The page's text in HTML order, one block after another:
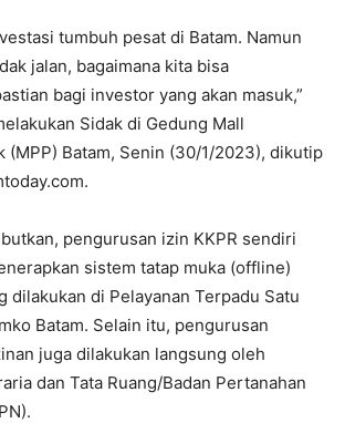
tumbuh pesat di Batam. Namun
jalan, bagaimana kita bisa
bagi investor yang akan masuk,”
Sidak di Gedung Mall
(MPP) Batam, Senin (30/1/2023), dikutip
pengurusan izin KKPR sendiri
sistem tatap muka (offline)
dilakukan di Pelayanan Terpadu Satu
Batam. Selain itu, pengurusan
juga dilakukan langsung oleh
dan Tata Ruang/Badan Pertanahan